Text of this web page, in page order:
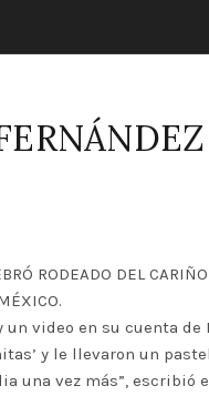
RODEADO DEL
video en su cuenta
y le llevaron un
una vez más”,